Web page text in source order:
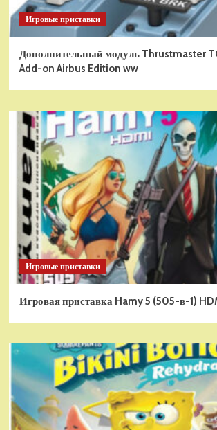
Игровые приставки
Дополнительный модуль Thrustmaster
Add-on Airbus Edition ww
Игровые приставки
Игровая приставка Hamy 5 (505-в-1)